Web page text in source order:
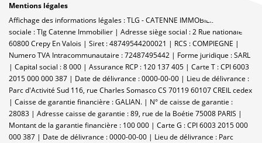
Mentions légales
Affichage des informations légales : TLG - CATENNE IMMOBILIER | Raison
sociale : Tlg Catenne Immobilier | Adresse siège social : 2 Rue nationale -
60800 Crepy En Valois | Siret : 48749544200021 | RCS : COMPIEGNE |
Numero TVA Intracommunautaire : 72487495442 | Forme juridique : SARL
| Capital social : 8 000 | Assurance RCP : 120 137 405 | Carte T : CPI 6003
2015 000 000 387 | Date de délivrance : 0000-00-00 | Lieu de délivrance :
Parc d'Activité Sud 116, rue Charles Somasco CS 70119 60107 CREIL cedex
| Caisse de garantie financière : GALIAN. | N° de caisse de garantie :
28083 | Adresse caisse de garantie : 89, rue de la Boétie 75008 PARIS |
Montant de la garantie financière : 100 000 | Carte G : CPI 6003 2015 000
000 387 | Date de délivrance : 0000-00-00 | Lieu de délivrance : Parc